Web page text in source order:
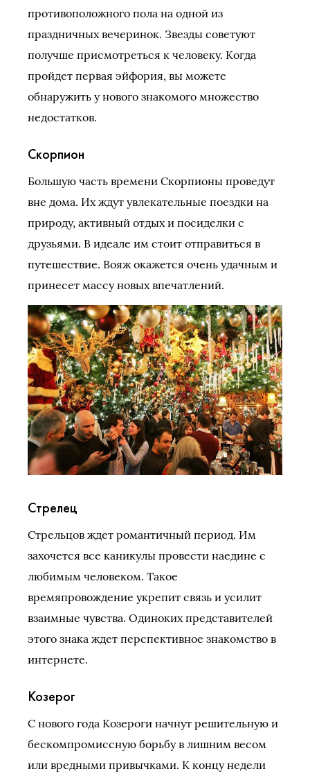
противоположного пола на одной из
праздничных вечеринок. Звезды советуют
получше присмотреться к человеку. Когда
пройдет первая эйфория, вы можете
обнаружить у нового знакомого множество
недостатков.
Скорпион
Большую часть времени Скорпионы проведут
вне дома. Их ждут увлекательные поездки на
природу, активный отдых и посиделки с
друзьями. В идеале им стоит отправиться в
путешествие. Вояж окажется очень удачным и
принесет массу новых впечатлений.
Стрелец
Стрельцов ждет романтичный период. Им
захочется все каникулы провести наедине с
любимым человеком. Такое
времяпровождение укрепит связь и усилит
взаимные чувства. Одиноких представителей
этого знака ждет перспективное знакомство в
интернете.
Козерог
С нового года Козероги начнут решительную и
бескомпромиссную борьбу в лишним весом
или вредными привычками. К концу недели